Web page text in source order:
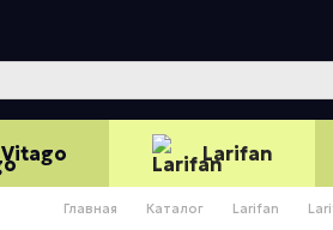
Vitago Larifan
Главная Каталог Larifan